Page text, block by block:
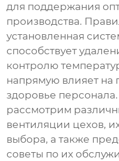
для поддержания
производства.
установленная
способствует
контролю
напрямую влияет на
здоровье
рассмотрим
вентиляции цехов,
выбора, а также
советы по их